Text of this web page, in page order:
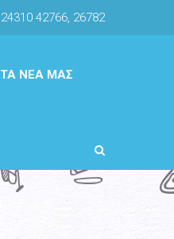
24310 42766, 26782
ΤΑ ΝΈΑ ΜΑΣ